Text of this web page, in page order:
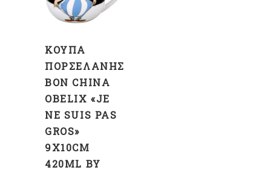
ΚΑΛΆΘΙ
ΚΟΎΠΑ
ΠΟΡΣΕΛΆΝΗΣ
BON CHINA
OBELIX «JE
NE SUIS PAS
GROS»
9X10CM
420ML BY